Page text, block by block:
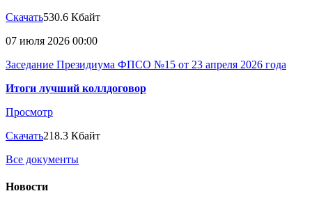
Скачать530.6 Кбайт
07 июля 2026 00:00
Заседание Президиума ФПСО №15 от 23 апреля 2026 года
Итоги лучший коллдоговор
Просмотр
Скачать218.3 Кбайт
Все документы
Новости